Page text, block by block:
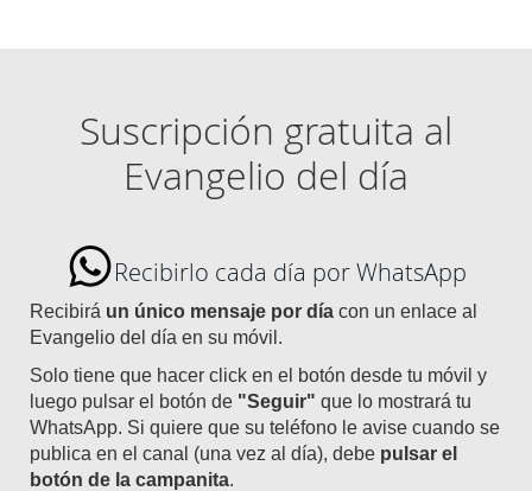
Suscripción gratuita al
Evangelio del día
Recibirlo cada día por WhatsApp
Recibirá un único mensaje por día con un enlace al
Evangelio del día en su móvil.
Solo tiene que hacer click en el botón desde tu móvil y
luego pulsar el botón de "Seguir" que lo mostrará tu
WhatsApp. Si quiere que su teléfono le avise cuando se
publica en el canal (una vez al día), debe pulsar el
botón de la campanita.